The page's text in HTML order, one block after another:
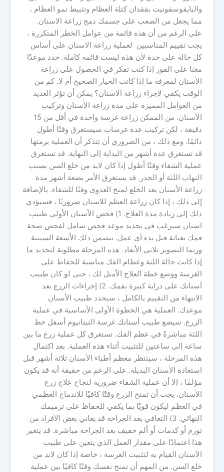
والبايفوسفونيت بفقدان كتلة العظام وتثبيط نمو العظام ،
مما يجعل من الصعب على جسمك دمج زراعة الاسنان.
على الرغم من أن هذه قائمة من عوامل الخطر المتكررة ،
يجب تقييم المناسبين لعملية زراعة الاسنان على أساس
كل حالة على حدة لأن هذه ليست قائمة كاملة. حدد موعدًا
معنا على الفور إذا كنت تفكر في الحصول على زراعة
الأسنان لمعرفة ما إذا كانت الخيار الصحيح أم لا. كم من
الوقت يكفي لإجراء زراعة الاسنان؟ يمكن أن تؤثر العديد
من العوامل المميزة على مدة زراعة الأسنان وتركيب
الأسنان. من الممكن زراعة غرسة واحدة في أقل من 15
دقيقة ، لكن تركيب عدة غرسات سيستغرق وقتًا أطول
دائمًا. ومع ذلك ، من الضروري أن تتذكر أن العملية برمتها
قد تستغرق عدة أشهر من البداية إلى النهاية. قد تستغرق
عملية الشفاء وقتًا أطول إذا كان لابد من خلع السن بسبب
التهاب اللثة أو الجذر. قد يستغرق الأمر بضعة أشهر مدة
زراعة الأسنان بعد الخلع لمنح العدوى وقتًا للشفاء. بالإضافة
إلى ذلك ، إذا كان زراعة العظم للاسنان ضروريًا ، فسيؤدي
ذلك إلى زيادة مدة العلاج. 1) فحص الأسنان الأولي طبيب
اسنان سيرغب في تحديد موعد فحص شامل لفحص صحة
فمك بعناية قبل بدء أي عمل. يتضمن ذلك الأشعة السينية
وربما التصوير ثلاثي الأبعاد. هذه المرحلة مطلوبة لتحديد ما
إذا كانت حالة اللثة وعظام الفك مناسبة للحفاظ على
الغرسة ووضع خطة العلاج الأمثل لك ، حتى لو كان طبيب
أسنانك على دراية كبيرة بفمك. 2) إجراءات الزرع بعد
الانتهاء من التقييم بالكامل ، سيحدد طبيب الأسنان
موعدك. العملية هي الخطوة الأولى الأساسية في عملية
الزرع. سيضع طبيب أسنانك غرسة التيتانيوم أسفل خط
اللثة مباشرةً في عظم الفك. تستغرق كل عملية زرع ما بين
ساعة إلى ساعتين للتثبيت أثناء هذه العملية. بعد اكتمال
هذه المرحلة ، سينتظر معظم أطباء الأسنان ثلاثة أشهر قبل
استعادة الأسنان البديلة. على الرغم من حقيقة أنه قد يكون
مؤلمًا ، إلا أن عملية الشفاء ضرورية لنجاح علاج زرع
الأسنان. يجب أن تمنح الزرع وقتًا كافيًا للاندماج العظمي
في العظم ليكون قويًا بما يكفي للحفاظ على ترميمك
النهائي. 3) التعافي بعد الجراحة قد يعاني بعض الأفراد من
تورم أو كدمات أو ألم خفيف بعد الجراحة مباشرة. قد يتغير
هذا اعتمادًا على مقدار العمل الذي يتعين على طبيب
الأسنان القيام به لتثبيت الغرسة ، خاصة إذا كان لابد من
خلع السن. من المهم أن تمنح نفسك وقتًا كافيًا بين عملية